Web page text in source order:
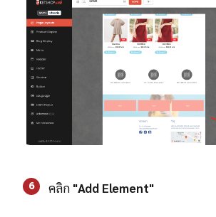
6 คลิก "Add Element"